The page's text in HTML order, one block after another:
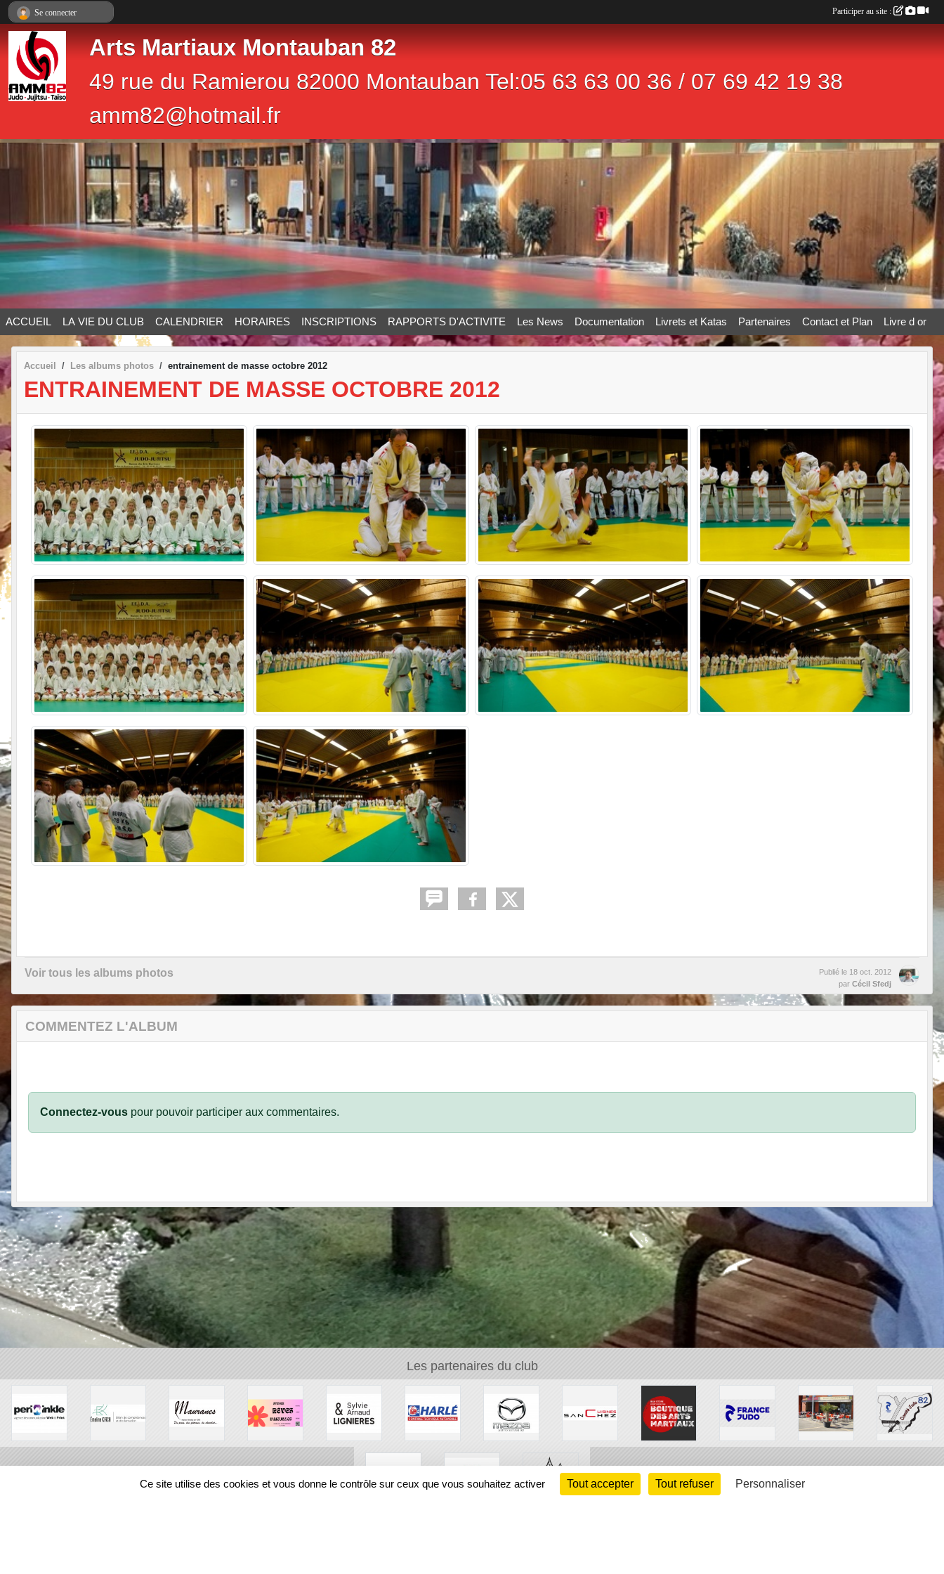
Arts Martiaux Montauban 82
49 rue du Ramierou 82000 Montauban Tel:05 63 63 00 36 / 07 69 42 19 38
amm82@hotmail.fr
ACCUEIL LA VIE DU CLUB CALENDRIER HORAIRES INSCRIPTIONS RAPPORTS D'ACTIVITE Les News Documentation Livrets et Katas Partenaires Contact et Plan Livre d or
Accueil Les albums photos entrainement de masse octobre 2012
ENTRAINEMENT DE MASSE OCTOBRE 2012
Voir tous les albums photos Publié le 18 oct. 2012
par Cécil Sfedj
COMMENTEZ L'ALBUM
Connectez-vous pour pouvoir participer aux commentaires.
Les partenaires du club
Se connecter Participer au site :
Panneau de gestion des cookies
Ce site utilise des cookies et vous donne le contrôle sur ceux que vous souhaitez activer Tout accepter Tout refuser Personnaliser